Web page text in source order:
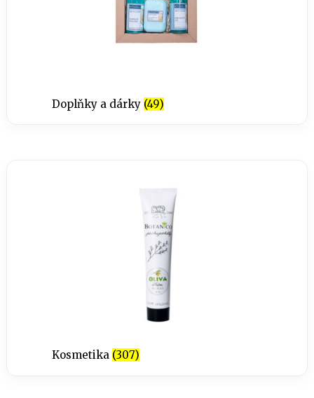
Doplňky a dárky (49)
Kosmetika (307)